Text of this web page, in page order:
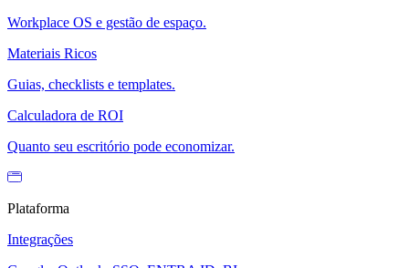
Workplace OS e gestão de espaço.
Materiais Ricos
Guias, checklists e templates.
Calculadora de ROI
Quanto seu escritório pode economizar.
Plataforma
Integrações